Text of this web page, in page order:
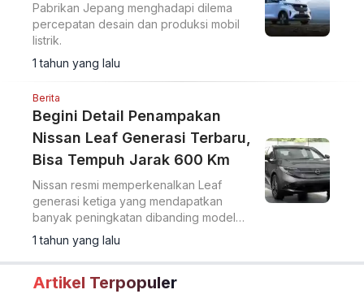
Pabrikan Jepang menghadapi dilema
percepatan desain dan produksi mobil
listrik.
1 tahun yang lalu
Berita
Begini Detail Penampakan
Nissan Leaf Generasi Terbaru,
Bisa Tempuh Jarak 600 Km
Nissan resmi memperkenalkan Leaf
generasi ketiga yang mendapatkan
banyak peningkatan dibanding model
terdahulu.
1 tahun yang lalu
Artikel Terpopuler